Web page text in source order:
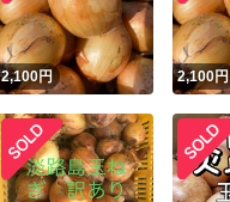
2,100円 2,100円